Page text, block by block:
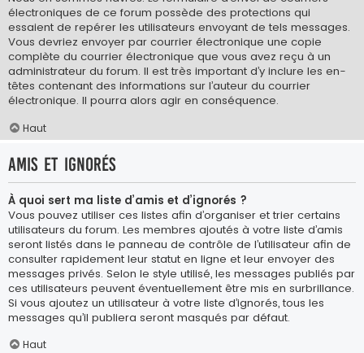
électroniques de ce forum possède des protections qui
essaient de repérer les utilisateurs envoyant de tels messages.
Vous devriez envoyer par courrier électronique une copie
complète du courrier électronique que vous avez reçu à un
administrateur du forum. Il est très important d’y inclure les en-
têtes contenant des informations sur l’auteur du courrier
électronique. Il pourra alors agir en conséquence.
Haut
Amis et ignorés
À quoi sert ma liste d’amis et d’ignorés ?
Vous pouvez utiliser ces listes afin d’organiser et trier certains
utilisateurs du forum. Les membres ajoutés à votre liste d’amis
seront listés dans le panneau de contrôle de l’utilisateur afin de
consulter rapidement leur statut en ligne et leur envoyer des
messages privés. Selon le style utilisé, les messages publiés par
ces utilisateurs peuvent éventuellement être mis en surbrillance.
Si vous ajoutez un utilisateur à votre liste d’ignorés, tous les
messages qu’il publiera seront masqués par défaut.
Haut